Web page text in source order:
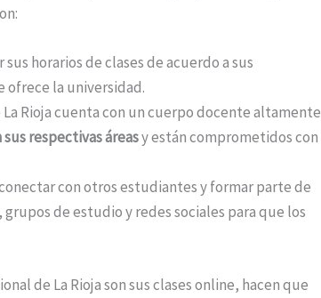
horarios de clases de acuerdo a sus
ofrece la universidad.
Rioja cuenta con un cuerpo docente altamente
respectivas áreasy están comprometidos con
con otros estudiantes y formar parte de
de estudio y redes sociales para que los
de La Rioja son sus clases online, hacen que